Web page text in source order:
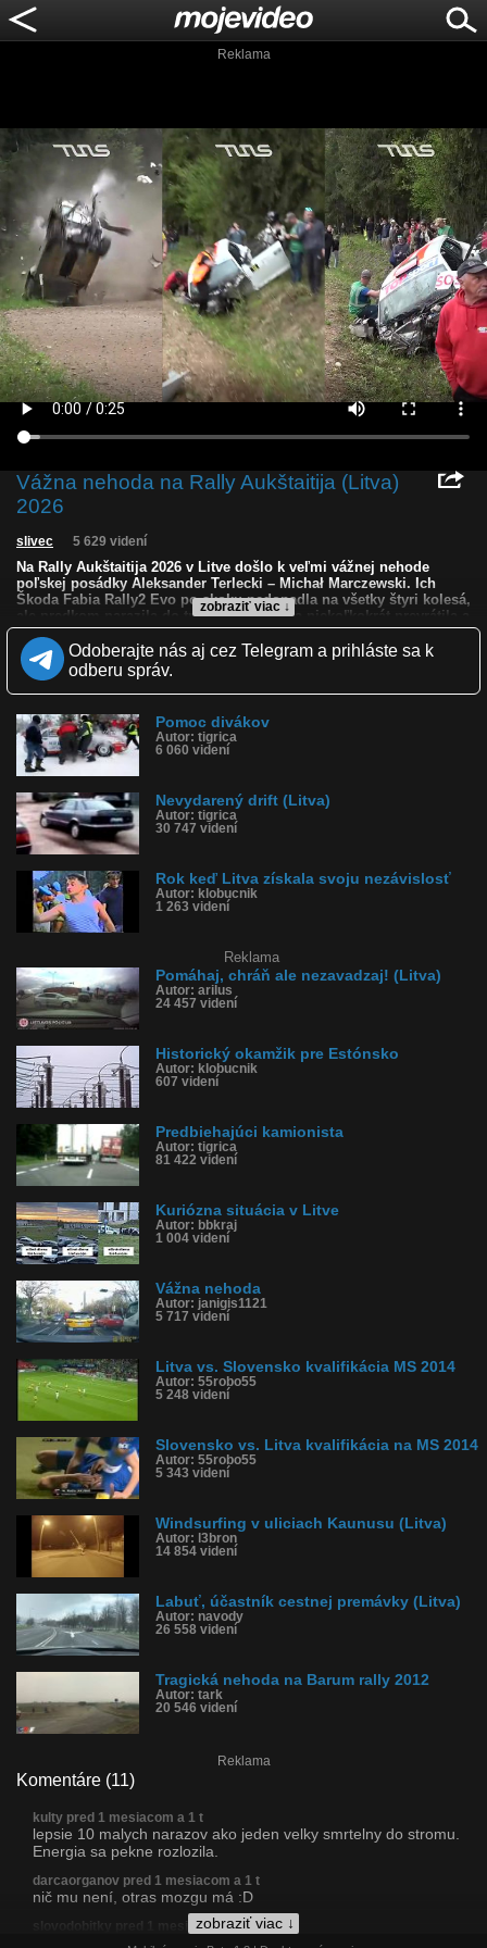
Reklama
Vážna nehoda na Rally Aukštaitija (Litva)
2026
zobraziť viac ↓
slivec 5 629 videní
Na Rally Aukštaitija 2026 v Litve došlo k veľmi vážnej nehode
poľskej posádky Aleksander Terlecki – Michał Marczewski. Ich
Škoda Fabia Rally2 Evo po skoku nedopadla na všetky štyri kolesá,
ale predkom narazila do trate, následne sa niekoľkokrát prevrátila a
z auta odlietavali časti vrátane motora. Vodič Terlecki vyviazol bez
vážnych zranení, no navigátor Michał Marczewski utrpel
kompresívnu zlomeninu chrbtice a musel zostať v nemocnici v
Litve. Podľa jeho vlastného odkazu sa však jeho stav zlepšoval a
dokázal už urobiť niekoľko krokov, čo pri tak hrozivo vyzerajúcej
havárii pôsobí až neuveriteľne.
Kvalita: NQ
LQ
Zverejnené: 27.6.2026 16:38
Páči sa: 85% (13 hlasov)
Obľúbené: 2
Komentárov: 11
Dľžka: 0:25
Kategória: auto-moto
Tagy: vážna, nehoda, autonehoda, rally, litva, prevrátilo, fabia,
škoda fabia, rely, rally nehoda, rely nehoda, škoda
História sledovanosti videa:
Odoberajte nás aj cez Telegram a prihláste sa k
odberu správ.
Pomoc divákov
Autor: tigrica
6 060 videní
Nevydarený drift (Litva)
Autor: tigrica
30 747 videní
Rok keď Litva získala svoju nezávislosť
Autor: klobucnik
1 263 videní
Reklama
Pomáhaj, chráň ale nezavadzaj! (Litva)
Autor: arilus
24 457 videní
Historický okamžik pre Estónsko
Autor: klobucnik
607 videní
Predbiehajúci kamionista
Autor: tigrica
81 422 videní
Kuriózna situácia v Litve
Autor: bbkraj
1 004 videní
Vážna nehoda
Autor: janigis1121
5 717 videní
Litva vs. Slovensko kvalifikácia MS 2014
Autor: 55robo55
5 248 videní
Slovensko vs. Litva kvalifikácia na MS 2014
Autor: 55robo55
5 343 videní
Windsurfing v uliciach Kaunusu (Litva)
Autor: l3bron
14 854 videní
Labuť, účastník cestnej premávky (Litva)
Autor: navody
26 558 videní
Tragická nehoda na Barum rally 2012
Autor: tark
20 546 videní
Reklama
Komentáre (11)
zobraziť viac ↓
kulty pred 1 mesiacom a 1 t
lepsie 10 malych narazov ako jeden velky smrtelny do stromu.
Energia sa pekne rozlozila.
darcaorganov pred 1 mesiacom a 1 t
nič mu není, otras mozgu má :D
slovodobitky pred 1 mesiacom a 1 t
všetky šiby vybité...zrazu som len citil, že dačo...tri x na